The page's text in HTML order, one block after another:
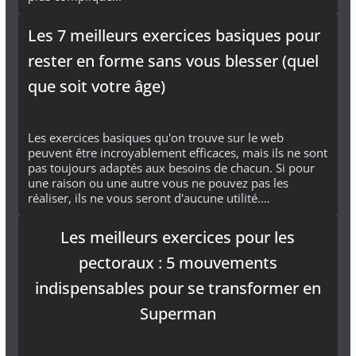
Les 7 meilleurs exercices basiques pour
rester en forme sans vous blesser (quel
que soit votre âge)
Les exercices basiques qu'on trouve sur le web
peuvent être incroyablement efficaces, mais ils ne sont
pas toujours adaptés aux besoins de chacun. Si pour
une raison ou une autre vous ne pouvez pas les
réaliser, ils ne vous seront d'aucune utilité.…
Les meilleurs exercices pour les
pectoraux : 5 mouvements
indispensables pour se transformer en
Superman